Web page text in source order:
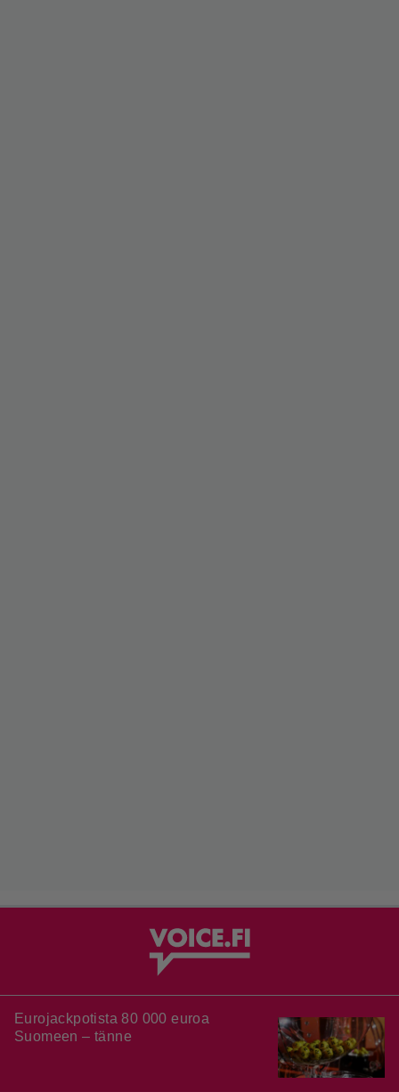
Eurojackpotista 80 000 euroa
Suomeen – tänne